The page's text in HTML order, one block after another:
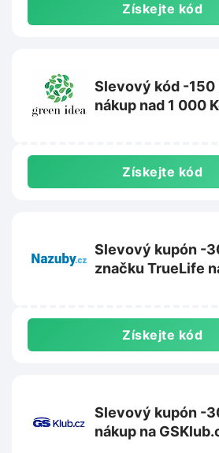
Získejte kód
Slevový kód -150
nákup nad 1 000
Získejte kód
Slevový kupón -
značku TrueLife
Získejte kód
Slevový kupón -
nákup na